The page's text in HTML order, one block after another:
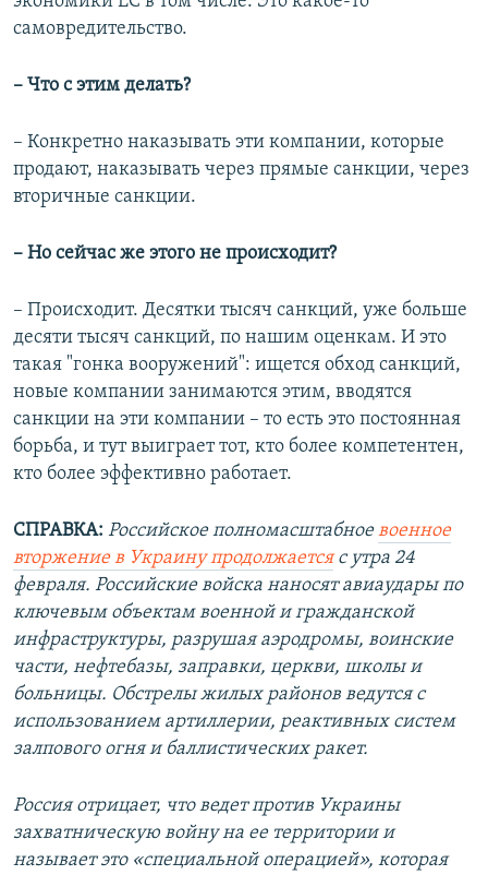
самовредительство.
– Что с этим делать?
– Конкретно наказывать эти компании, которые
продают, наказывать через прямые санкции, через
вторичные санкции.
– Но сейчас же этого не происходит?
– Происходит. Десятки тысяч санкций, уже больше
десяти тысяч санкций, по нашим оценкам. И это
такая "гонка вооружений": ищется обход санкций,
новые компании занимаются этим, вводятся
санкции на эти компании – то есть это постоянная
борьба, и тут выиграет тот, кто более компетентен,
кто более эффективно работает.
СПРАВКА: Российское полномасштабноевоенное
вторжение в Украину продолжаетсяс утра 24
февраля. Российские войска наносят авиаудары по
ключевым объектам военной и гражданской
инфраструктуры, разрушая аэродромы, воинские
части, нефтебазы, заправки, церкви, школы и
больницы. Обстрелы жилых районов ведутся с
использованием артиллерии, реактивных систем
залпового огня и баллистических ракет.
Россия отрицает, что ведет против Украины
захватническую войну на ее территории и
называет это «специальной операцией», которая